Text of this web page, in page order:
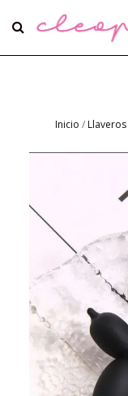
Inicio / Llaveros